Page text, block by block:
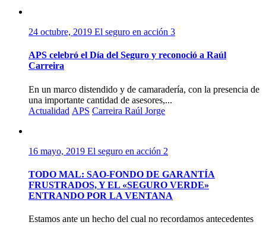
24 octubre, 2019 El seguro en acción 3
APS celebró el Día del Seguro y reconoció a Raúl
Carreira
En un marco distendido y de camaradería, con la presencia de
una importante cantidad de asesores,...
Actualidad APS Carreira Raúl Jorge
16 mayo, 2019 El seguro en acción 2
TODO MAL: SAO-FONDO DE GARANTÍA
FRUSTRADOS, Y EL «SEGURO VERDE»
ENTRANDO POR LA VENTANA
Estamos ante un hecho del cual no recordamos antecedentes